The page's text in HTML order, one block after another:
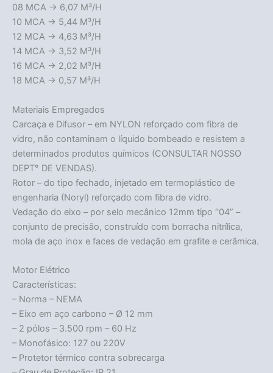
08 MCA -> 6,07 M³/H
10 MCA -> 5,44 M³/H
12 MCA -> 4,63 M³/H
14 MCA -> 3,52 M³/H
16 MCA -> 2,02 M³/H
18 MCA -> 0,57 M³/H
Materiais Empregados
Carcaça e Difusor – em NYLON reforçado com fibra de
vidro, não contaminam o líquido bombeado e resistem a
determinados produtos químicos (CONSULTAR NOSSO
DEPT° DE VENDAS).
Rotor – do tipo fechado, injetado em termoplástico de
engenharia (Noryl) reforçado com fibra de vidro.
Vedação do eixo – por selo mecânico 12mm tipo “04” –
conjunto de precisão, construído com borracha nitrílica,
mola de aço inox e faces de vedação em grafite e cerâmica.
Motor Elétrico
Características:
– Norma – NEMA
– Eixo em aço carbono – Ø 12 mm
– 2 pólos – 3.500 rpm – 60 Hz
– Monofásico: 127 ou 220V
– Protetor térmico contra sobrecarga